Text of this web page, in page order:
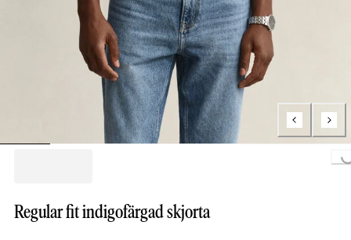
Loading...
Regular fit indigofärgad skjorta